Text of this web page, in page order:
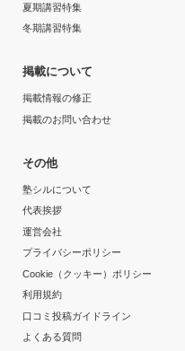
夏期講習特集
冬期講習特集
掲載について
掲載情報の修正
掲載のお問い合わせ
その他
塾シルについて
代表挨拶
運営会社
プライバシーポリシー
Cookie（クッキー）ポリシー
利用規約
口コミ投稿ガイドライン
よくある質問